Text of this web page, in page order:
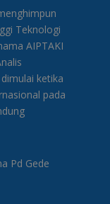
Teknologi
AIPTAKI
ketika
pada
Pd Gede